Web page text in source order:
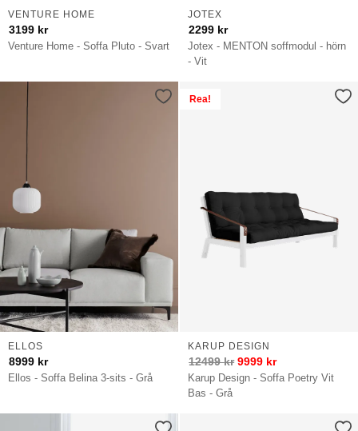
Venture Home - Soffa Pluto - Svart
VENTURE HOME
3199 kr
Jotex - MENTON soffmodul - hörn
- Vit
JOTEX
2299 kr
Ellos - Soffa Belina 3-sits - Grå
ELLOS
8999 kr
Rea!
Karup Design - Soffa Poetry Vit
Bas - Grå
KARUP DESIGN
12499kr 9999 kr